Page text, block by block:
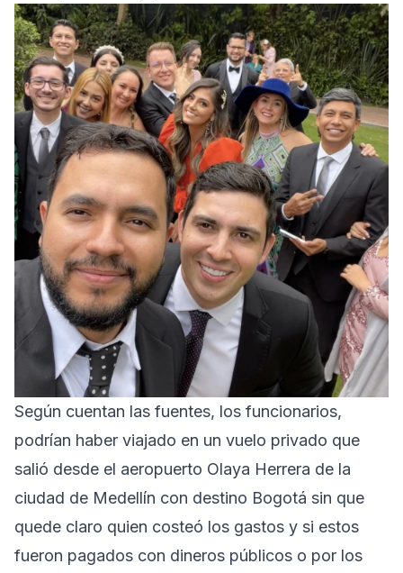
Según cuentan las fuentes, los funcionarios,
podrían haber viajado en un vuelo privado que
salió desde el aeropuerto Olaya Herrera de la
ciudad de Medellín con destino Bogotá sin que
quede claro quien costeó los gastos y si estos
fueron pagados con dineros públicos o por los